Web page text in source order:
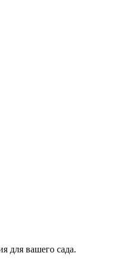
для вашего сада.